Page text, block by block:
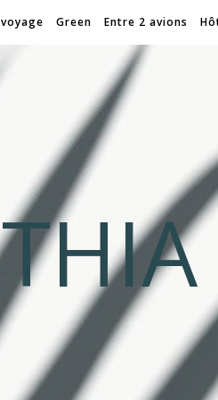
Green Entre 2 avions